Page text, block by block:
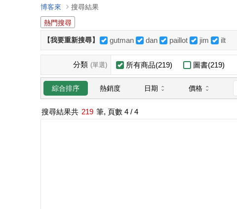
博客來
搜尋結果
熱門搜尋
【我要重新搜尋】 gutman dan paillot jim ilt
分類 (單選) 所有商品(219) 圖書(219)
綜合排序 熱銷度 日期 價格
搜尋結果共 219 筆, 頁數 4 / 4